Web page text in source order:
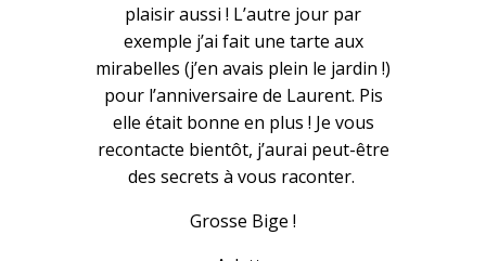
plaisir aussi ! L’autre jour par
exemple j’ai fait une tarte aux
mirabelles (j’en avais plein le jardin !)
pour l’anniversaire de Laurent. Pis
elle était bonne en plus ! Je vous
recontacte bientôt, j’aurai peut-être
des secrets à vous raconter.
Grosse Bige !